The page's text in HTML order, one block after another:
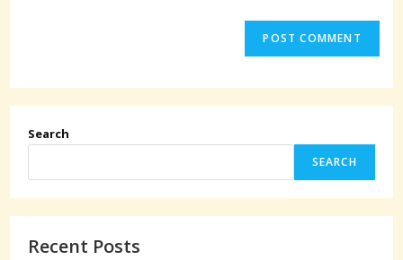
Search
SEARCH
Recent Posts